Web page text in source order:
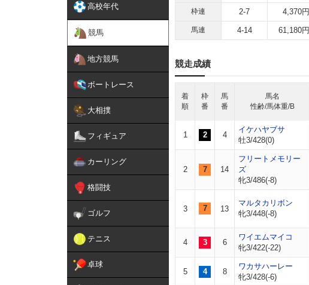
高校年代
競馬
地方競馬
ボートレース
大相撲
フィギュア
カーリング
格闘技
ゴルフ
テニス
卓球
枠連 2-7 4,370円
馬連 4-14 61,180円
競走成績
着
順
枠
番
馬
番
馬名
性齢/馬体重/B
1 2 4
イケハヤブサ
牡3/428(0)
2 7 14
フリートメモリー
ズ
牝3/486(-8)
3 7 13
マルタカリボン
牝3/448(-8)
4 3 6
ワイエムマイコ
牝3/422(-22)
5 4 8
ワカサハーレー
牝3/428(-6)